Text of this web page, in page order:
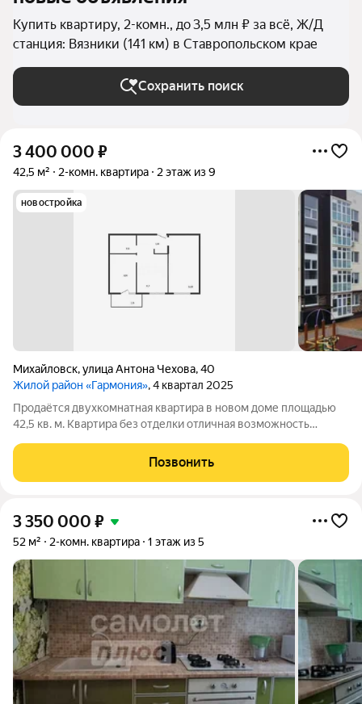
Купить квартиру, 2-комн., до 3,5 млн ₽ за всё, Ж/Д
станция: Вязники (141 км) в Ставропольском крае
Сохранить поиск
3 400 000 ₽
42,5 м² 2-комн. квартира 2 этаж из 9
новостройка
Михайловск,улица Антона Чехова,40
Жилой район «Гармония», 4 квартал 2025
Продаётся двухкомнатная квартира в новом доме площадью
42,5 кв. м. Квартира без отделки отличная возможность
позволяет платить только за фактическое потребление тепла.
Подходит семейная ипотека.
Позвонить
3 350 000 ₽
52 м² 2-комн. квартира 1 этаж из 5